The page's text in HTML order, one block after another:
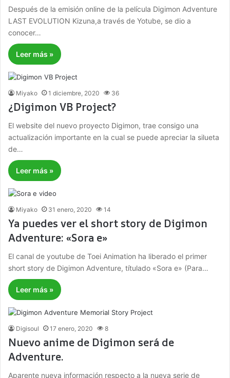
Después de la emisión online de la película Digimon Adventure
LAST EVOLUTION Kizuna,a través de Yotube, se dio a
conocer…
Leer más »
Miyako 1 diciembre, 2020 36
¿Digimon VB Project?
El website del nuevo proyecto Digimon, trae consigo una
actualización importante en la cual se puede apreciar la silueta
de…
Leer más »
Miyako 31 enero, 2020 14
Ya puedes ver el short story de Digimon
Adventure: «Sora e»
El canal de youtube de Toei Animation ha liberado el primer
short story de Digimon Adventure, títulado «Sora e» (Para…
Leer más »
Digisoul 17 enero, 2020 8
Nuevo anime de Digimon será de
Adventure.
Aparente nueva información respecto a la nueva serie de